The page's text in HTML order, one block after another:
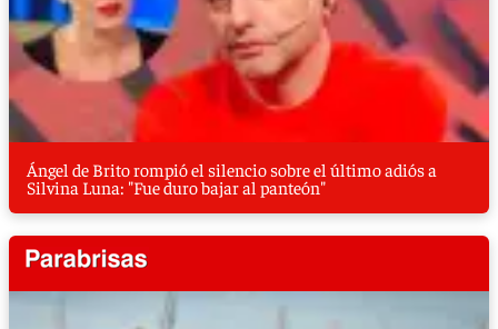
Ángel de Brito rompió el silencio sobre el último adiós a
Silvina Luna: "Fue duro bajar al panteón"